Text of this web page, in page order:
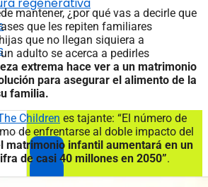
mantener, ¿por qué vas a decirle que
que les repiten familiares
que no llegan siquiera a
adulto se acerca a pedirles
extrema hace ver a un matrimonio
para asegurar el alimento de la
familia.
Children es tajante: “El número de
de enfrentarse al doble impacto del
matrimonio infantil aumentará en un
de casi 40 millones en 2050”.